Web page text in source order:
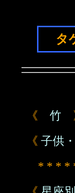
タ
《 竹
《 子供
* * * *